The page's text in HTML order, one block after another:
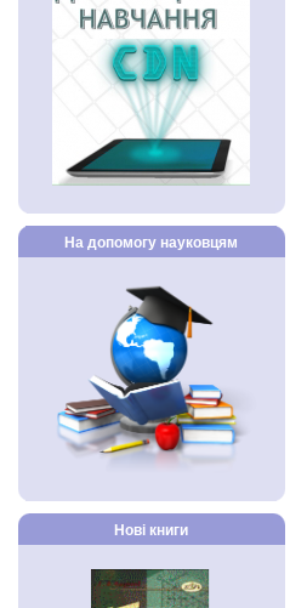
На допомогу науковцям
Нові книги